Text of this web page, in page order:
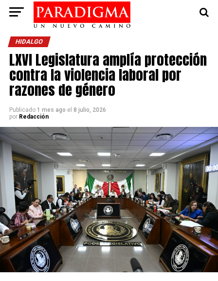
HIDALGO
LXVI Legislatura amplía protección
contra la violencia laboral por
razones de género
Publicado 1 mes ago el 8 julio, 2026
por Redacción